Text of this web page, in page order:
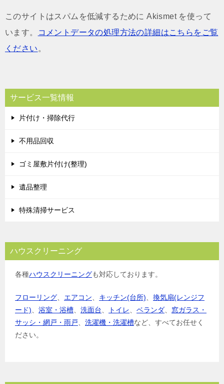
このサイトはスパムを低減するために Akismet を使って
います。
コメントデータの処理方法の詳細はこちらをご覧
ください 。
サービス一覧情報
片付け・掃除代行
不用品回収
ゴミ屋敷片付け(整理)
遺品整理
特殊清掃サービス
ハウスクリーニング
各種ハウスクリーニングも対応しております。
フローリング エアコン キッチン(台所)
換気扇(レンジフ
ード)
浴室・浴槽 洗面台 トイレ ベランダ
窓ガラス・
サッシ・網戸・雨戸
洗濯機・洗濯槽など、すべてお任せく
ださい。